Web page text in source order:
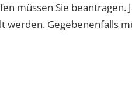
müssen Sie beantragen.
Gegebenenfalls